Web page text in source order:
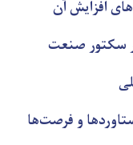
افزایش آن
سکتور صنعت
و فرصت‌ها